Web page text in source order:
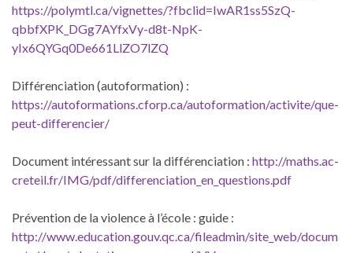
https://polymtl.ca/vignettes/?fbclid=IwAR1ss5SzQ-
qbbfXPK_DGg7AYfxVy-d8t-NpK-
yIx6QYGq0De661LlZO7lZQ
Différenciation (autoformation) :
https://autoformations.cforp.ca/autoformation/activite/que-
peut-differencier/
Document intéressant sur la différenciation : http://maths.ac-
creteil.fr/IMG/pdf/differenciation_en_questions.pdf
Prévention de la violence à l’école : guide :
http://www.education.gouv.qc.ca/fileadmin/site_web/docum